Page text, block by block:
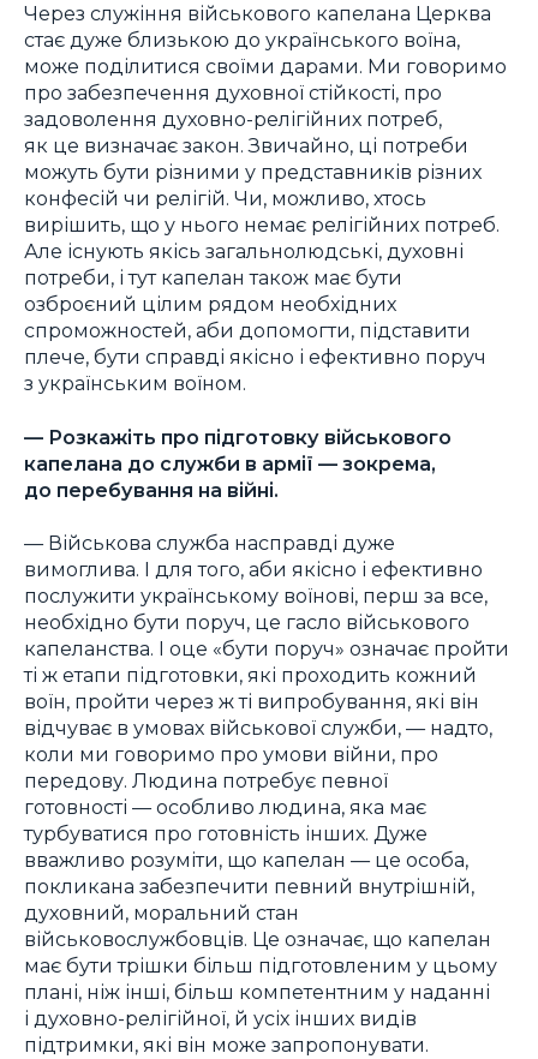
Через служіння військового капелана Церква
стає дуже близькою до українського воїна,
може поділитися своїми дарами. Ми говоримо
про забезпечення духовної стійкості, про
задоволення духовно-релігійних потреб,
як це визначає закон. Звичайно, ці потреби
можуть бути різними у представників різних
конфесій чи релігій. Чи, можливо, хтось
вирішить, що у нього немає релігійних потреб.
Але існують якісь загальнолюдські, духовні
потреби, і тут капелан також має бути
озброєний цілим рядом необхідних
спроможностей, аби допомогти, підставити
плече, бути справді якісно і ефективно поруч
з українським воїном.
— Розкажіть про підготовку військового
капелана до служби в армії — зокрема,
до перебування на війні.
— Військова служба насправді дуже
вимоглива. І для того, аби якісно і ефективно
послужити українському воїнові, перш за все,
необхідно бути поруч, це гасло військового
капеланства. І оце «бути поруч» означає пройти
ті ж етапи підготовки, які проходить кожний
воїн, пройти через ж ті випробування, які він
відчуває в умовах військової служби, — надто,
коли ми говоримо про умови війни, про
передову. Людина потребує певної
готовності — особливо людина, яка має
турбуватися про готовність інших. Дуже
вважливо розуміти, що капелан — це особа,
покликана забезпечити певний внутрішній,
духовний, моральний стан
військовослужбовців. Це означає, що капелан
має бути трішки більш підготовленим у цьому
плані, ніж інші, більш компетентним у наданні
і духовно-релігійної, й усіх інших видів
підтримки, які він може запропонувати.